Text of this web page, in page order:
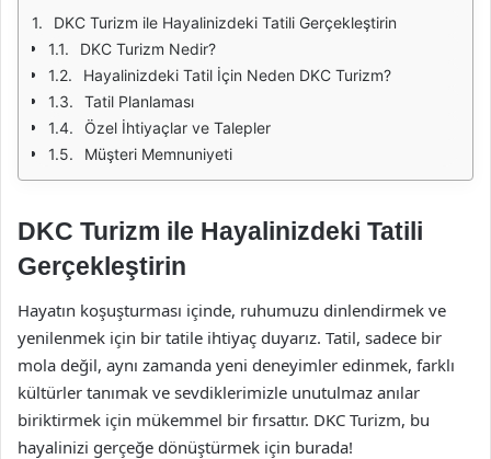
DKC Turizm ile Hayalinizdeki Tatili Gerçekleştirin
DKC Turizm Nedir?
Hayalinizdeki Tatil İçin Neden DKC Turizm?
Tatil Planlaması
Özel İhtiyaçlar ve Talepler
Müşteri Memnuniyeti
DKC Turizm ile Hayalinizdeki Tatili
Gerçekleştirin
Hayatın koşuşturması içinde, ruhumuzu dinlendirmek ve
yenilenmek için bir tatile ihtiyaç duyarız. Tatil, sadece bir
mola değil, aynı zamanda yeni deneyimler edinmek, farklı
kültürler tanımak ve sevdiklerimizle unutulmaz anılar
biriktirmek için mükemmel bir fırsattır. DKC Turizm, bu
hayalinizi gerçeğe dönüştürmek için burada!